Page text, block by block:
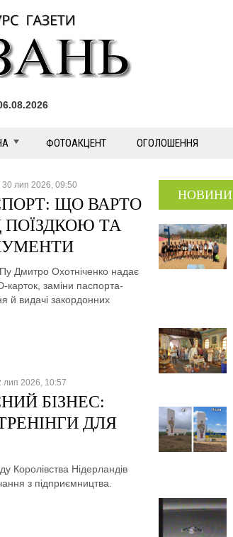
ФОТОАКЦЕНТ ОГОЛОШЕННЯ
30 лип 2026, 09:50
ЩО ВАРТО
ПОЇЗДКОЮ ТА
Дмитро Охотніченко надає
карток, заміни паспорта-
й видачі закордонних
лип 2026, 10:57
БІЗНЕС:
ДЛЯ
Королівства Нідерландів
з підприємництва.
НОВИНИ